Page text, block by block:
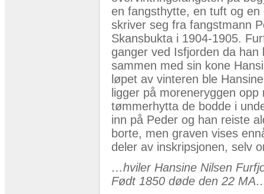
en fangsthytte, en tuft og
skriver seg fra fangstmann
Skansbukta i 1904-1905.
ganger ved Isfjorden da
sammen med sin kone
løpet av vinteren ble
ligger på moreneryggen
tømmerhytta de bodde i
inn på Peder og han reiste
borte, men graven vises
deler av inskripsjonen, selv
…hviler Hansine Nilsen
Født 1850 døde den 22